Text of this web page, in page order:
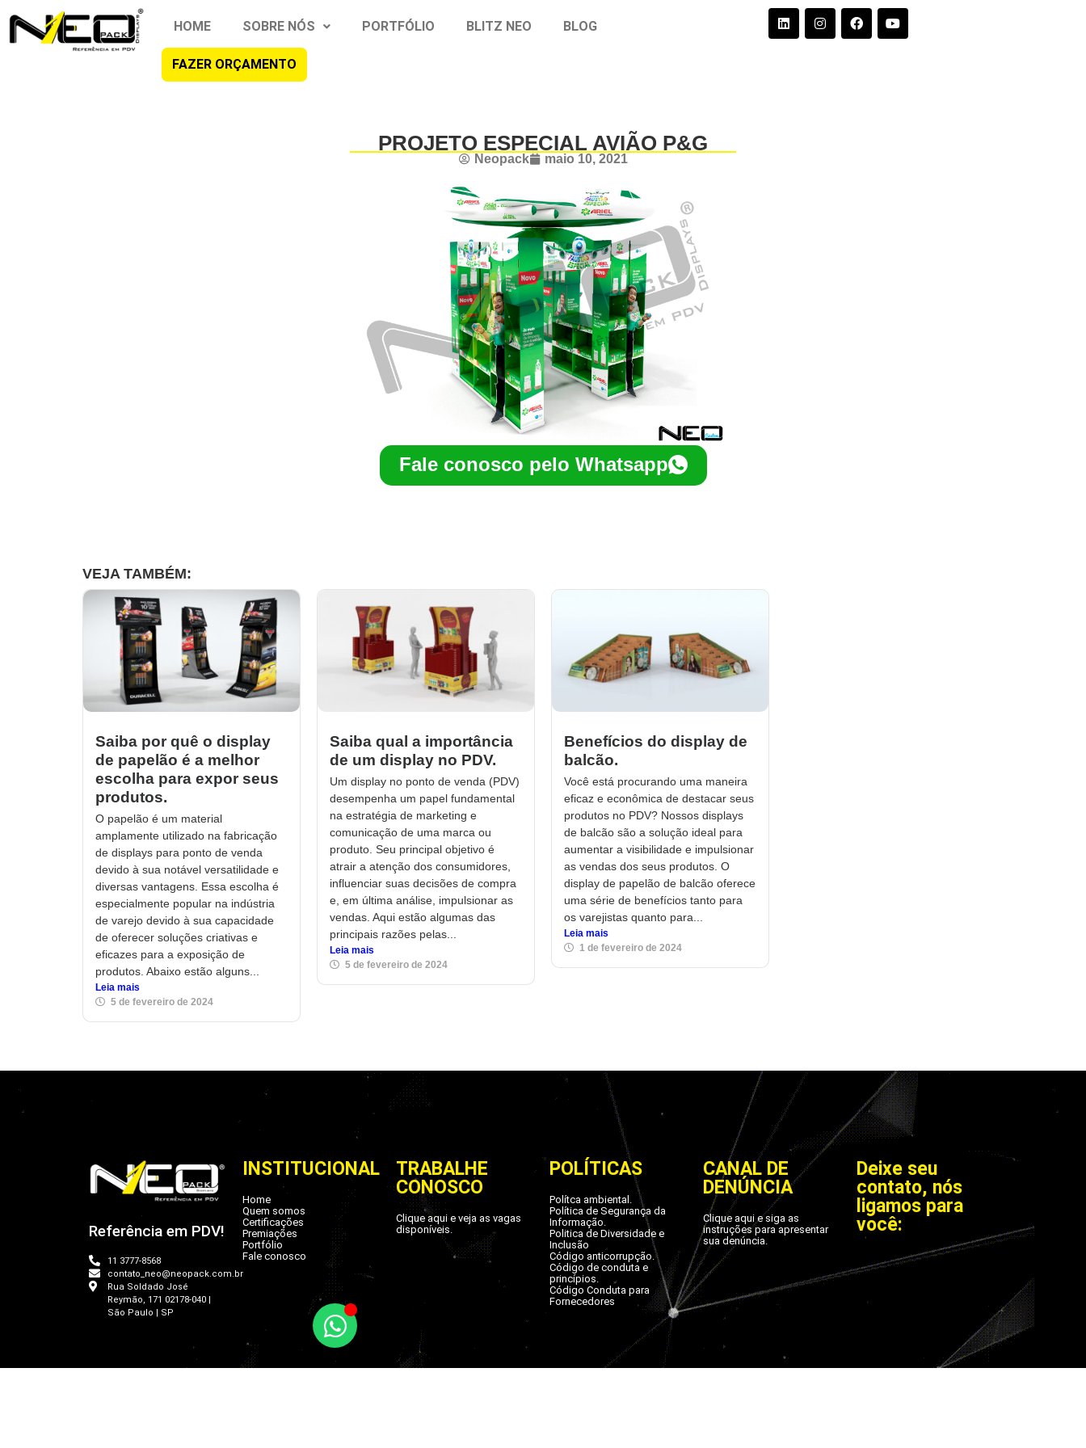
HOME SOBRE NÓS PORTFÓLIO BLITZ NEO BLOG
FAZER ORÇAMENTO
PROJETO ESPECIAL AVIÃO P&G
Neopack maio 10, 2021
Fale conosco pelo Whatsapp
VEJA TAMBÉM:
Saiba por quê o display
de papelão é a melhor
escolha para expor seus
produtos.
O papelão é um material
amplamente utilizado na fabricação
de displays para ponto de venda
devido à sua notável versatilidade e
diversas vantagens. Essa escolha é
especialmente popular na indústria
de varejo devido à sua capacidade
de oferecer soluções criativas e
eficazes para a exposição de
produtos. Abaixo estão alguns...
Leia mais
5 de fevereiro de 2024
Saiba qual a importância
de um display no PDV.
Um display no ponto de venda (PDV)
desempenha um papel fundamental
na estratégia de marketing e
comunicação de uma marca ou
produto. Seu principal objetivo é
atrair a atenção dos consumidores,
influenciar suas decisões de compra
e, em última análise, impulsionar as
vendas. Aqui estão algumas das
principais razões pelas...
Leia mais
5 de fevereiro de 2024
Benefícios do display de
balcão.
Você está procurando uma maneira
eficaz e econômica de destacar seus
produtos no PDV? Nossos displays
de balcão são a solução ideal para
aumentar a visibilidade e impulsionar
as vendas dos seus produtos. O
display de papelão de balcão oferece
uma série de benefícios tanto para
os varejistas quanto para...
Leia mais
1 de fevereiro de 2024
Referência em PDV!
11 3777-8568
contato_neo@neopack.com.br
Rua Soldado José
Reymão, 171 02178-040 |
São Paulo | SP
INSTITUCIONAL
Home
Quem somos
Certificações
Premiações
Portfólio
Fale conosco
TRABALHE
CONOSCO
Clique aqui e veja as vagas
disponíveis.
POLÍTICAS
Polítca ambiental.
Política de Segurança da
Informação.
Politica de Diversidade e
Inclusão
Código anticorrupção.
Código de conduta e
princípios.
Código Conduta para
Fornecedores
CANAL DE
DENÚNCIA
Clique aqui e siga as
instruções para apresentar
sua denúncia.
Deixe seu
contato, nós
ligamos para
você: